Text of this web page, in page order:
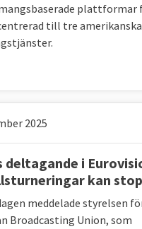
plattformar
till tre amerikanska
2025
deltagande i
kan
meddelade styrelsen
Broadcasting Union, som